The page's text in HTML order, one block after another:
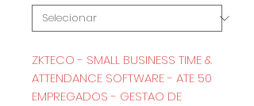
ZKTECO - SMALL BUSINESS TIME &
ATTENDANCE SOFTWARE - ATE 50
EMPREGADOS - GESTAO DE